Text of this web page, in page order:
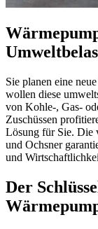
Sie planen eine
wollen diese
von Kohle-, Gas-
Zuschüssen
Lösung für Sie. Die
und Ochsner
und
Der